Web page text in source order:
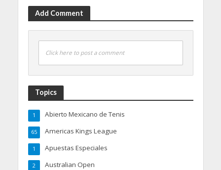
Add Comment
Click here to post a comment
Topics
Abierto Mexicano de Tenis
1
Americas Kings League
65
Apuestas Especiales
1
Australian Open
2